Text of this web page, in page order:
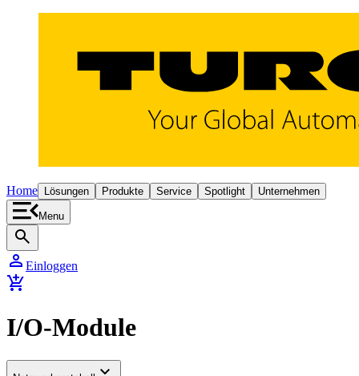
Home Lösungen Produkte Service Spotlight Unternehmen
Menu
search
person Einloggen
add_shopping_cart
I/O-Module